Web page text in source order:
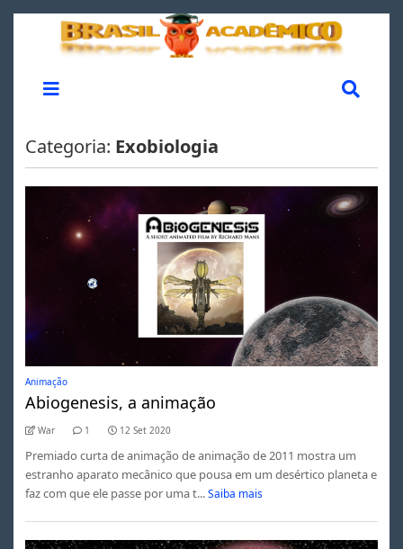
Categoria: Exobiologia
Animação
Abiogenesis, a animação
War 1 12 Set 2020
Premiado curta de animação de animação de 2011 mostra um
estranho aparato mecânico que pousa em um desértico planeta e
faz com que ele passe por uma t... Saiba mais